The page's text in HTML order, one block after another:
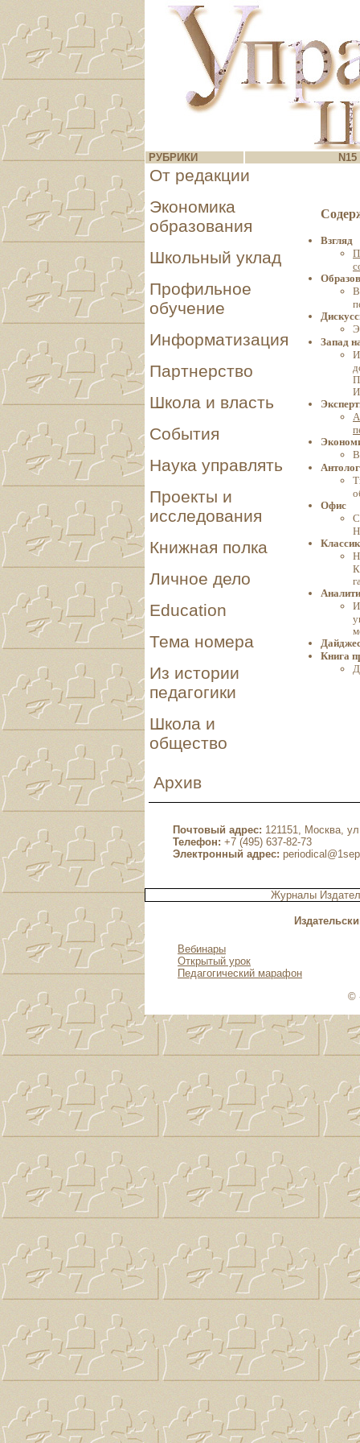
РУБРИКИ
От редакции
Экономика
образования
Школьный уклад
Профильное
обучение
Информатизация
Партнерство
Школа и власть
События
Наука управлять
Проекты и
исследования
Книжная полка
Личное дело
Education
Тема номера
Из истории
педагогики
Школа и
общество
Архив
Взгляд
Запад
Офис
Книга
Почтовый адрес: 121151, Москва,
Телефон: +7 (495) 637-82-73
Электронный адрес:
Журналы
Вебинары
Открытый урок
Педагогический марафон
©